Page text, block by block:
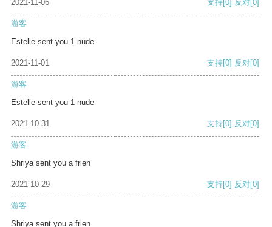
2021-11-06 支持[0] 反对[0]
游客
Estelle sent you 1 nude
2021-11-01 支持[0] 反对[0]
游客
Estelle sent you 1 nude
2021-10-31 支持[0] 反对[0]
游客
Shriya sent you a frien
2021-10-29 支持[0] 反对[0]
游客
Shriya sent you a frien